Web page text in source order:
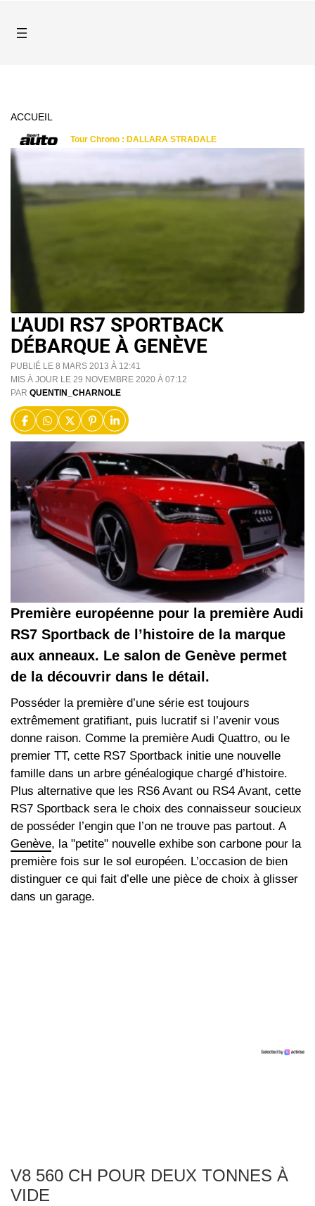
ACCUEIL
L'AUDI RS7 SPORTBACK
DÉBARQUE À GENÈVE
PUBLIÉ LE 8 MARS 2013 À 12:41
MIS À JOUR LE 29 NOVEMBRE 2020 À 07:12
PAR QUENTIN_CHARNOLE
Première européenne pour la première Audi
RS7 Sportback de l’histoire de la marque
aux anneaux. Le salon de Genève permet
de la découvrir dans le détail.
Posséder la première d’une série est toujours
extrêmement gratifiant, puis lucratif si l’avenir vous
donne raison. Comme la première Audi Quattro, ou le
premier TT, cette RS7 Sportback initie une nouvelle
famille dans un arbre généalogique chargé d’histoire.
Plus alternative que les RS6 Avant ou RS4 Avant, cette
RS7 Sportback sera le choix des connaisseur soucieux
de posséder l’engin que l’on ne trouve pas partout. A
Genève, la "petite" nouvelle exhibe son carbone pour la
première fois sur le sol européen. L’occasion de bien
distinguer ce qui fait d’elle une pièce de choix à glisser
dans un garage.
V8 560 CH POUR DEUX TONNES À
VIDE